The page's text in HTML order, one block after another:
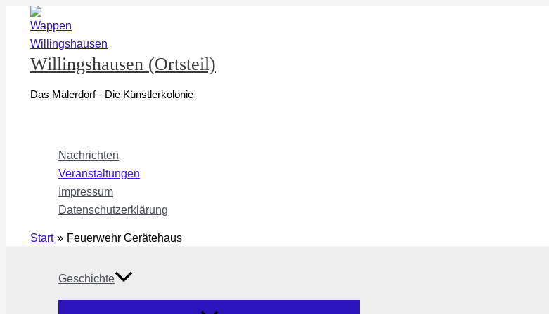
Inhalt
springen
Willingshausen (Ortsteil)
Das Malerdorf - Die Künstlerkolonie
Nachrichten
Veranstaltungen
Impressum
Datenschutzerklärung
Start Feuerwehr Gerätehaus
Geschichte